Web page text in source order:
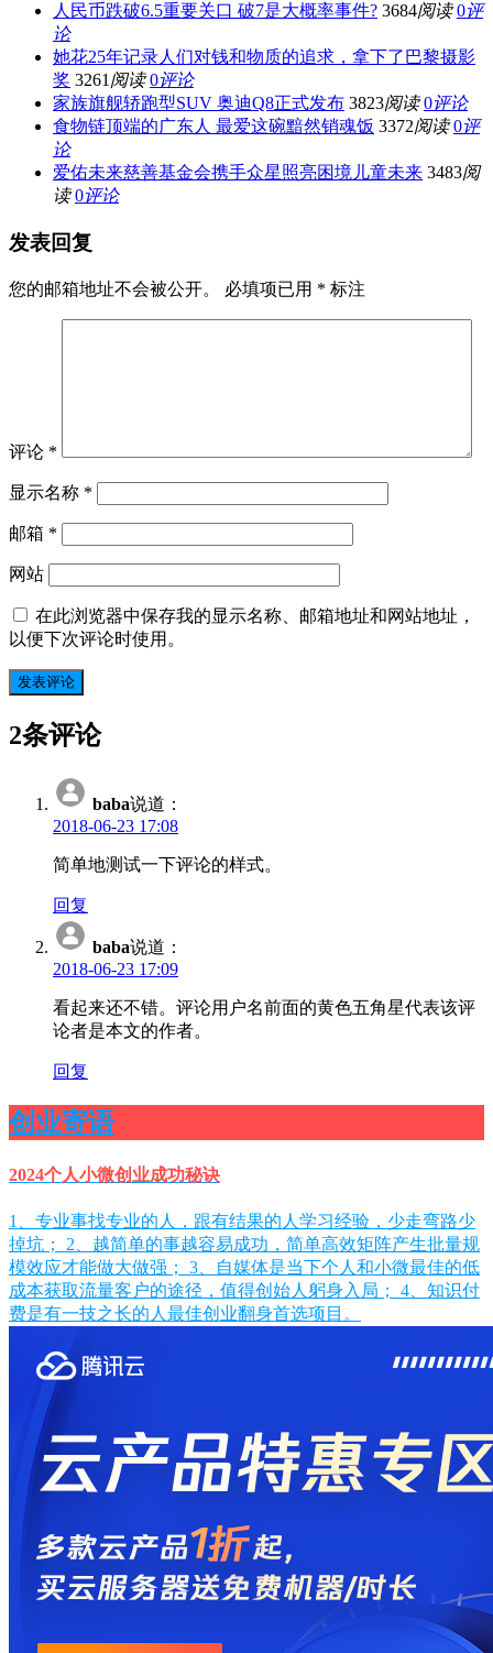
人民币跌破6.5重要关口 破7是大概率事件? 3684阅读 0评
论
她花25年记录人们对钱和物质的追求，拿下了巴黎摄影
奖 3261 阅读 0评论
家族旗舰轿跑型SUV 奥迪Q8正式发布 3823阅读 0评论
食物链顶端的广东人 最爱这碗黯然销魂饭 3372阅读 0评
论
爱佑未来慈善基金会携手众星照亮困境儿童未来 3483阅
读 0评论
发表回复
您的邮箱地址不会被公开。 必填项已用 * 标注
评论 *
显示名称 *
邮箱 *
网站
在此浏览器中保存我的显示名称、邮箱地址和网站地址，
以便下次评论时使用。
2条评论
baba说道：
2018-06-23 17:08
简单地测试一下评论的样式。
回复
baba说道：
2018-06-23 17:09
看起来还不错。评论用户名前面的黄色五角星代表该评
论者是本文的作者。
回复
创业寄语
2024个人小微创业成功秘诀
1、专业事找专业的人，跟有结果的人学习经验，少走弯路少
掉坑； 2、越简单的事越容易成功，简单高效矩阵产生批量规
模效应才能做大做强； 3、自媒体是当下个人和小微最佳的低
成本获取流量客户的途径，值得创始人躬身入局； 4、知识付
费是有一技之长的人最佳创业翻身首选项目。